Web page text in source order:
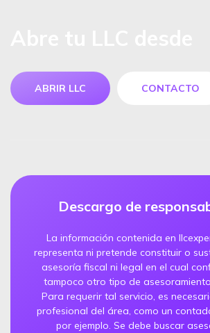
ABRIR LLC CONTACTO
Descargo de
La información contenida en
representa ni pretende constituir o
asesoría fiscal ni legal en el cual
tampoco otro tipo de
Para requerir tal servicio, es
profesional del área, como un
por ejemplo. Se debe buscar